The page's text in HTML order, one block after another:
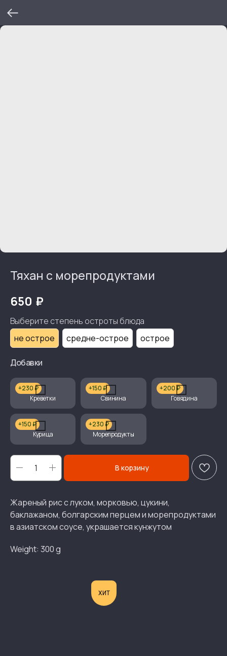
Тяхан с морепродуктами
650 ₽
Выберите степень остроты блюда
не острое
средне-острое острое
Добавки
+230 ₽
Креветки
+150 ₽
Свинина
+200 ₽
Говядина
+150 ₽
Курица
+230 ₽
Морепродукты
В корзину
Жареный рис с луком, морковью, цукини,
баклажаном, болгарским перцем и морепродуктами
в азиатском соусе, украшается кунжутом
Weight: 300 g
ХИТ